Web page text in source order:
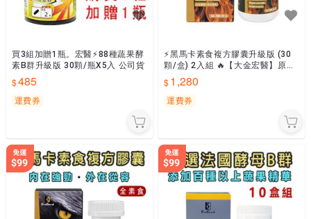
買3組加贈1瓶。宏醫⚡88種蔬果酵
素B群升級版 30顆/瓶X5入 公司貨
485
運費券
⚡黑馬卡素食複方膠囊升級版 (30
顆/盒) 2入組 🔥【大金宏醫】原廠
貨📣隨貨附發票
1,280
運費券